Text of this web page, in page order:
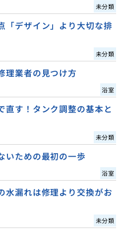
未分類
「デザイン」より大切な排
未分類
理業者の見つけ方
浴室
直す！タンク調整の基本と
未分類
いための最初の一歩
浴室
水漏れは修理より交換がお
未分類